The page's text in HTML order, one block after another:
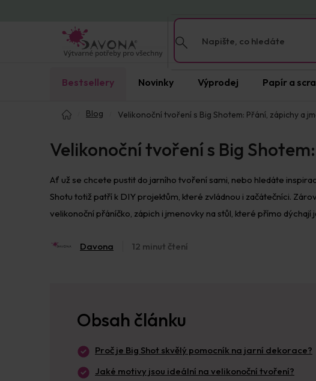
Bestsellery Novinky Výprodej Papír a
Blog Velikonoční tvoření s Big Shotem: Přání, zápichy a
Velikonoční tvoření s Big
Ať už se chcete pustit do jarního tvoření sami, nebo hledáte
Shotu totiž patří k DIY projektům, které zvládnou i začátečníci.
velikonoční přáníčko, zápich i jmenovky na stůl, které přímo dýchají
Davona 12 minut čtení
Obsah článku
Proč je Big Shot skvělý pomocník na jarní dekorace?
Jaké motivy jsou ideální na velikonoční tvoření?